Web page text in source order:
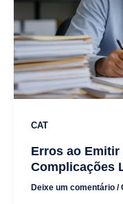
CAT
Erros ao Emitir
Complicações
Deixe um comentário /